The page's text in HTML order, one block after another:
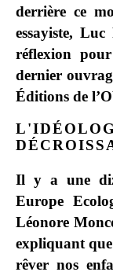
derrière ce
essayiste,
réflexion
dernier
Éditions de
Il y a une
Europe
Léonore
expliquant
rêver nos